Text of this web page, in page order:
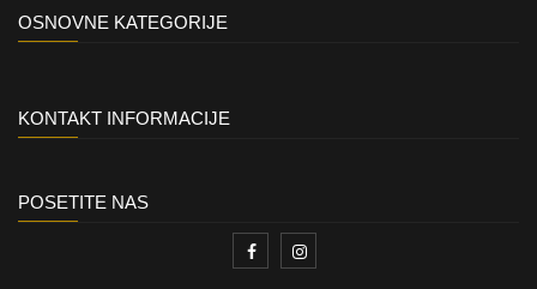
OSNOVNE KATEGORIJE
KONTAKT INFORMACIJE
POSETITE NAS